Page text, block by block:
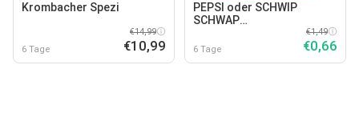
Krombacher Spezi
6 Tage
€14,99
€10,99
PEPSI oder SCHWIP
SCHWAP
6 Tage
€1,49
€0,66